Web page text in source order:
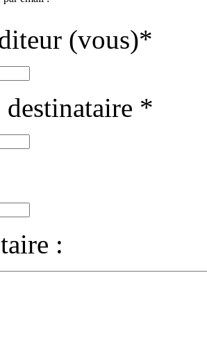
(vous)*
*
: